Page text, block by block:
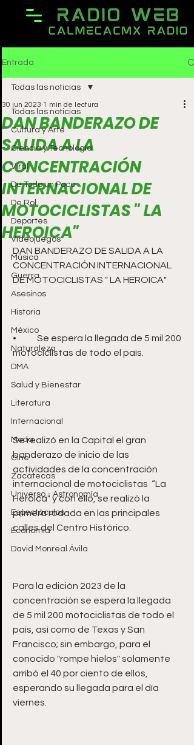
Entrada
Todas las noticias
Cultura y Arte
Ciencia y Tecnología
Viral
De Todo un Poco
De Rol
Deportes
Videojuegos
Música
Guerra
Asesinos
Historia
México
Naturaleza
DMA
Salud y Bienestar
Literatura
Internacional
Moda
Cine
Zacatecas
Universo - Astronomía
Espectáculos
Economía
David Monreal Ávila
Todas las noticias
DAN BANDERAZO DE
SALIDA A LA
CONCENTRACIÓN
INTERNACIONAL DE
MOTOCICLISTAS " LA
HEROICA"
30 jun 2023 1 min de lectura
DAN BANDERAZO DE SALIDA A LA
CONCENTRACIÓN INTERNACIONAL
•	Se espera la llegada de 5 mil 200
Se realizó en la Capital el gran
banderazo de inicio de las
actividades de la concentración
internacional de motociclistas  “La
Heroica" y con ello, se realizó la
primera rodada en las principales
Para la edición 2023 de la
concentración se espera la llegada
de 5 mil 200 motociclistas de todo el
país, así como de Texas y San
Francisco; sin embargo, para el
conocido "rompe hielos" solamente
arribó el 40 por ciento de ellos,
esperando su llegada para el día